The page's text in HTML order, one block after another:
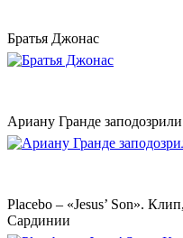
Братья Джонас
Ариану Гранде
Placebo – «Jesus’ Son».
Сардинии